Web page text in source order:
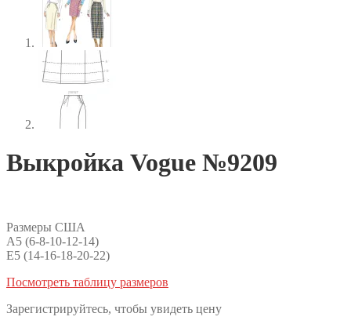
Выкройка Vogue №9209
Размеры США
A5 (6-8-10-12-14)
E5 (14-16-18-20-22)
Посмотреть таблицу размеров
Зарегистрируйтесь, чтобы увидеть цену